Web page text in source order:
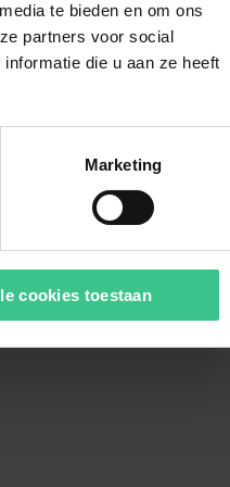
te bieden en om ons
partners voor social
die u aan ze heeft
Marketing
cookies toestaan